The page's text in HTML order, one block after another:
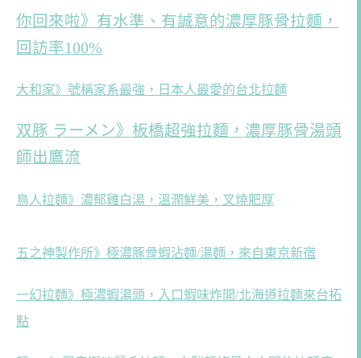
你回來啦》有水準、有誠意的濃厚豚骨拉麵，
回訪率100%
大和家》號稱家系最強，日本人最愛的台北拉麵
双豚 ラーメン》板橋超強拉麵，濃厚豚骨湯頭
師出鷹流
鳥人拉麵》濃郁雞白湯，溫潤鮮美，叉燒肥厚
五之神製作所》極濃豚骨蝦沾麵/湯麵，來自東京新宿
一幻拉麵》極濃蝦湯頭，入口蝦味炸開/北海道拉麵來台拓
點